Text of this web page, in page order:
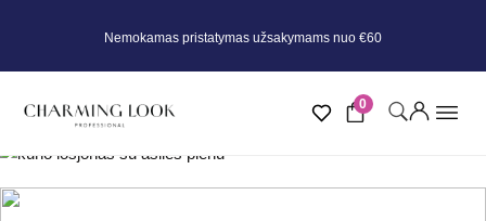
Nemokamas pristatymas užsakymams nuo €60
0